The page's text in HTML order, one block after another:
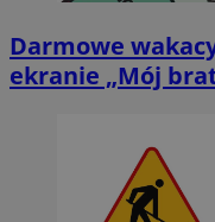
Darmowe
ekranie „Mój